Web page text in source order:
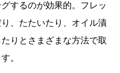
するのが効果的。フレッ
、たたいたり、オイル漬
りとさまざまな方法で取
。